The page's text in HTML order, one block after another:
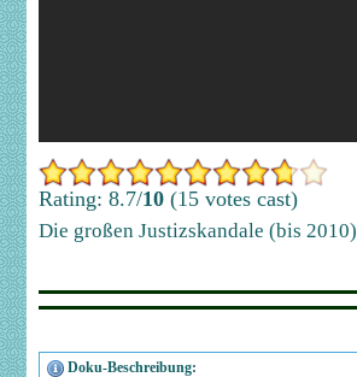
Rating: 8.7/10 (15 votes cast)
Die großen Justizskandale (bis 2010)
Doku-Beschreibung: